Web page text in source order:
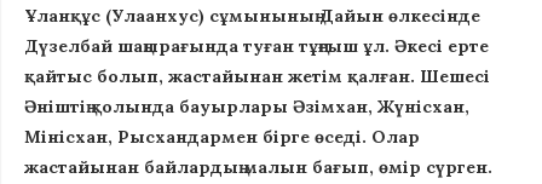
Ұланқұс (Улаанхус) сұмынының Дайын өлкесінде
Дүзелбай шаңырағында туған тұңғыш ұл. Әкесі ерте
қайтыс болып, жастайынан жетім қалған. Шешесі
Әніштің қолында бауырлары Әзімхан, Жүнісхан,
Мінісхан, Рысхандармен бірге өседі. Олар
жастайынан байлардың малын бағып, өмір сүрген.